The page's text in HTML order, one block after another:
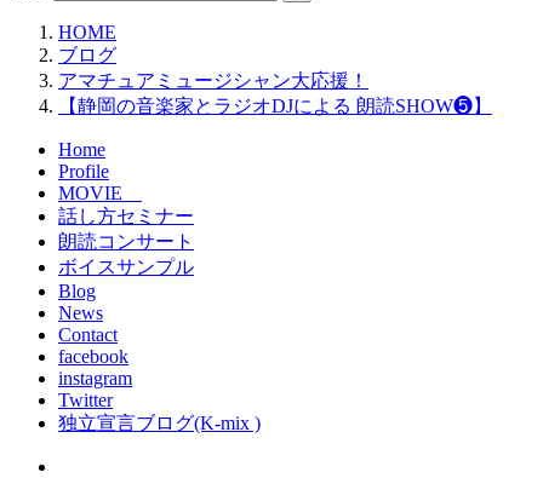
HOME
ブログ
アマチュアミュージシャン大応援！
【静岡の音楽家とラジオDJによる 朗読SHOW❺】
Home
Profile
MOVIE
話し方セミナー
朗読コンサート
ボイスサンプル
Blog
News
Contact
facebook
instagram
Twitter
独立宣言ブログ(K-mix )